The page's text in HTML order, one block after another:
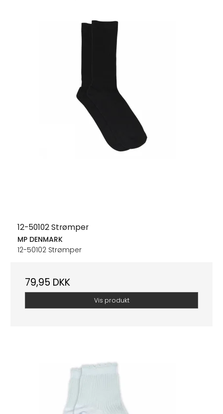
12-50102 Strømper
MP DENMARK
12-50102 Strømper
79,95 DKK
Vis produkt